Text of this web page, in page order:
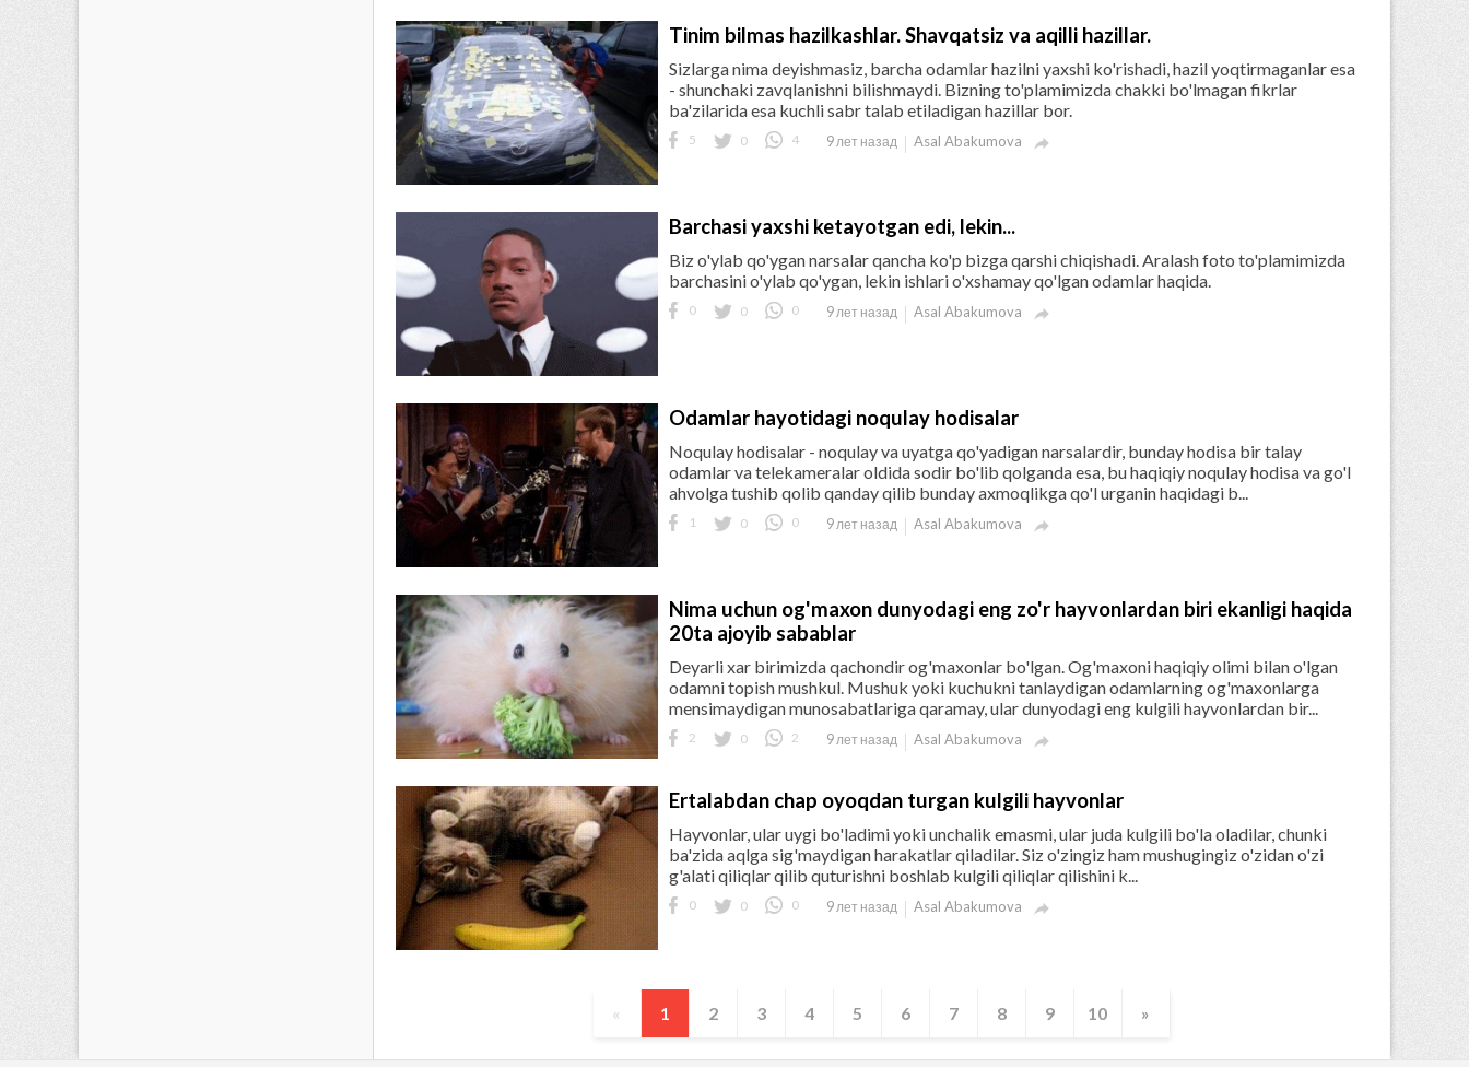
Tinim bilmas hazilkashlar. Shavqatsiz va aqilli hazillar.
Sizlarga nima deyishmasiz, barcha odamlar hazilni yaxshi ko'rishadi, hazil yoqtirmaganlar esa
- shunchaki zavqlanishni bilishmaydi. Bizning to'plamimizda chakki bo'lmagan fikrlar
ba'zilarida esa kuchli sabr talab etiladigan hazillar bor.
5 0 4 9 лет назад Asal Abakumova 
Barchasi yaxshi ketayotgan edi, lekin...
Biz o'ylab qo'ygan narsalar qancha ko'p bizga qarshi chiqishadi. Aralash foto to'plamimizda
barchasini o'ylab qo'ygan, lekin ishlari o'xshamay qo'lgan odamlar haqida.
0 0 0 9 лет назад Asal Abakumova 
Odamlar hayotidagi noqulay hodisalar
Noqulay hodisalar - noqulay va uyatga qo'yadigan narsalardir, bunday hodisa bir talay
odamlar va telekameralar oldida sodir bo'lib qolganda esa, bu haqiqiy noqulay hodisa va go'l
ahvolga tushib qolib qanday qilib bunday axmoqlikga qo'l urganin haqidagi b...
1 0 0 9 лет назад Asal Abakumova 
Nima uchun og'maxon dunyodagi eng zo'r hayvonlardan biri ekanligi haqida
20ta ajoyib sabablar
Deyarli xar birimizda qachondir og'maxonlar bo'lgan. Og'maxoni haqiqiy olimi bilan o'lgan
odamni topish mushkul. Mushuk yoki kuchukni tanlaydigan odamlarning og'maxonlarga
mensimaydigan munosabatlariga qaramay, ular dunyodagi eng kulgili hayvonlardan bir...
2 0 2 9 лет назад Asal Abakumova 
Ertalabdan chap oyoqdan turgan kulgili hayvonlar
Hayvonlar, ular uygi bo'ladimi yoki unchalik emasmi, ular juda kulgili bo'la oladilar, chunki
ba'zida aqlga sig'maydigan harakatlar qiladilar. Siz o'zingiz ham mushugingiz o'zidan o'zi
g'alati qiliqlar qilib quturishni boshlab kulgili qiliqlar qilishini k...
0 0 0 9 лет назад Asal Abakumova 
« 1 2 3 4 5 6 7 8 9 10 »